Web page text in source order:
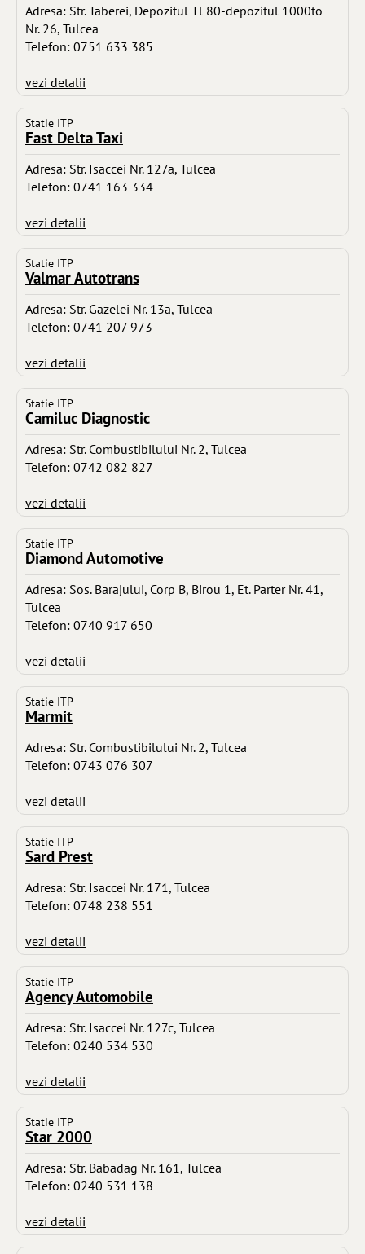
Adresa: Str. Taberei, Depozitul Tl 80-depozitul 1000to
Nr. 26, Tulcea
Telefon: 0751 633 385
vezi detalii
Statie ITP
Fast Delta Taxi
Adresa: Str. Isaccei Nr. 127a, Tulcea
Telefon: 0741 163 334
vezi detalii
Statie ITP
Valmar Autotrans
Adresa: Str. Gazelei Nr. 13a, Tulcea
Telefon: 0741 207 973
vezi detalii
Statie ITP
Camiluc Diagnostic
Adresa: Str. Combustibilului Nr. 2, Tulcea
Telefon: 0742 082 827
vezi detalii
Statie ITP
Diamond Automotive
Adresa: Sos. Barajului, Corp B, Birou 1, Et. Parter Nr. 41,
Tulcea
Telefon: 0740 917 650
vezi detalii
Statie ITP
Marmit
Adresa: Str. Combustibilului Nr. 2, Tulcea
Telefon: 0743 076 307
vezi detalii
Statie ITP
Sard Prest
Adresa: Str. Isaccei Nr. 171, Tulcea
Telefon: 0748 238 551
vezi detalii
Statie ITP
Agency Automobile
Adresa: Str. Isaccei Nr. 127c, Tulcea
Telefon: 0240 534 530
vezi detalii
Statie ITP
Star 2000
Adresa: Str. Babadag Nr. 161, Tulcea
Telefon: 0240 531 138
vezi detalii